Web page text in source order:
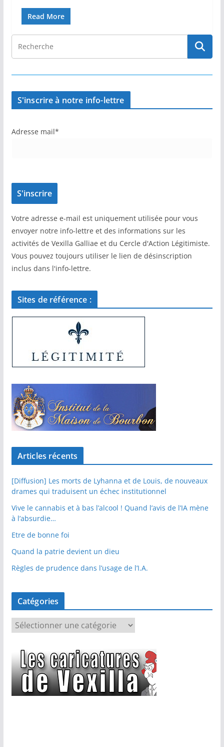
Read More
S'inscrire à notre info-lettre
Adresse mail*
Votre adresse e-mail est uniquement utilisée pour vous
envoyer notre info-lettre et des informations sur les
activités de Vexilla Galliae et du Cercle d'Action Légitimiste.
Vous pouvez toujours utiliser le lien de désinscription
inclus dans l'info-lettre.
Sites de référence :
Articles récents
[Diffusion] Les morts de Lyhanna et de Louis, de nouveaux
drames qui traduisent un échec institutionnel
Vive le cannabis et à bas l’alcool ! Quand l’avis de l’IA mène
à l’absurdie…
Etre de bonne foi
Quand la patrie devient un dieu
Règles de prudence dans l’usage de l’I.A.
Catégories
a
é
g
o
r